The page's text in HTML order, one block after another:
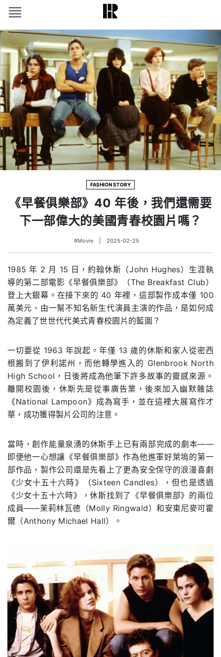
FASHION STORY
《早餐俱樂部》40 年後，我們還需要
下一部偉大的美國青春校園片嗎？
#Movie 2025-02-25
1985 年 2 月 15 日，約翰休斯（John Hughes）生涯執
導的第二部電影《早餐俱樂部》（The Breakfast Club）
登上大銀幕。在接下來的 40 年裡，這部製作成本僅 100
萬美元、由一幫不知名新生代演員主演的作品，是如何成
為定義了世世代代美式青春校園片的藍圖？
一切要從 1963 年說起。年僅 13 歲的休斯和家人從密西
根搬到了伊利諾州，而他轉學進入的 Glenbrook North
High School，日後將成為他筆下許多故事的靈感來源。
離開校園後，休斯先是從事廣告業，後來加入幽默雜誌
《National Lampoon》成為寫手，並在這裡大展寫作才
華，成功獲得製片公司的注意。
當時，創作能量泉湧的休斯手上已有兩部完成的劇本——
即便他一心想讓《早餐俱樂部》作為他進軍好萊塢的第一
部作品，製作公司還是先看上了更為安全保守的浪漫喜劇
《少女十五十六時》（Sixteen Candles），但也是透過
《少女十五十六時》，休斯找到了《早餐俱樂部》的兩位
成員——茉莉林瓦德（Molly Ringwald）和安東尼麥可霍
爾（Anthony Michael Hall）。